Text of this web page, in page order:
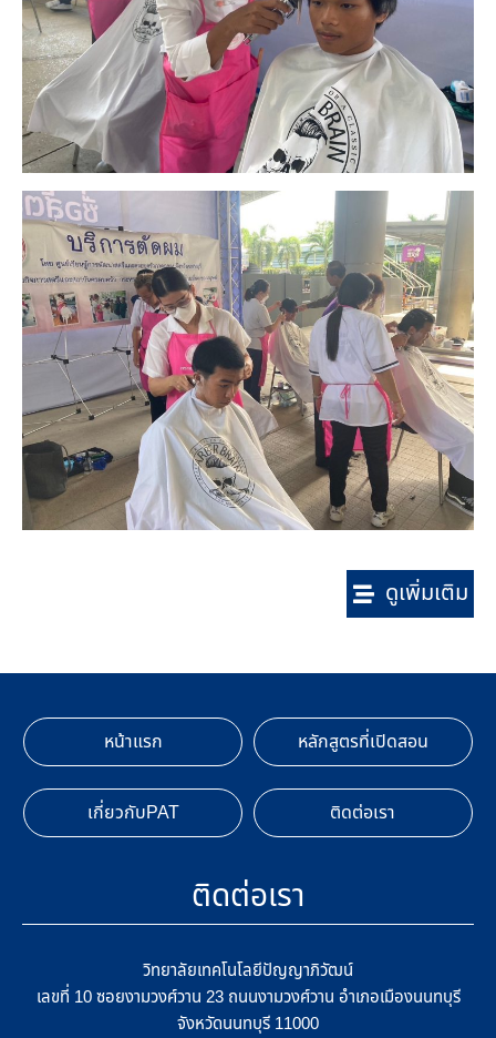
ดูเพิ่มเติม
หน้าแรก หลักสูตรที่เปิดสอน
เกี่ยวกับPAT ติดต่อเรา
ติดต่อเรา
วิทยาลัยเทคโนโลยีปัญญาภิวัฒน์
เลขที่ 10 ซอยงามวงศ์วาน 23 ถนนงามวงศ์วาน อำเภอเมืองนนทบุรี
จังหวัดนนทบุรี 11000